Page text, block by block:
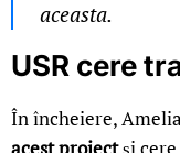
aceasta.
USR cere
În încheiere,
acest proiectși